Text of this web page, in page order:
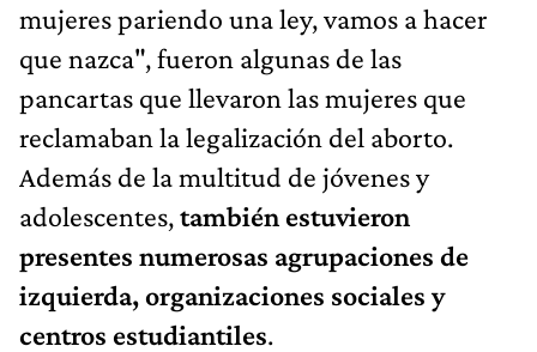
mujeres pariendo una ley, vamos a hacer
que nazca", fueron algunas de las
pancartas que llevaron las mujeres que
reclamaban la legalización del aborto.
Además de la multitud de jóvenes y
adolescentes,también estuvieron
presentes numerosas agrupaciones de
izquierda, organizaciones sociales y
centros estudiantiles.